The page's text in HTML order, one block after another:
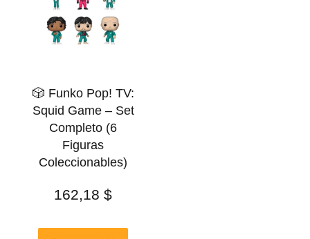
🎲 Funko Pop! TV:
Squid Game – Set
Completo (6
Figuras
Coleccionables)
162,18 $